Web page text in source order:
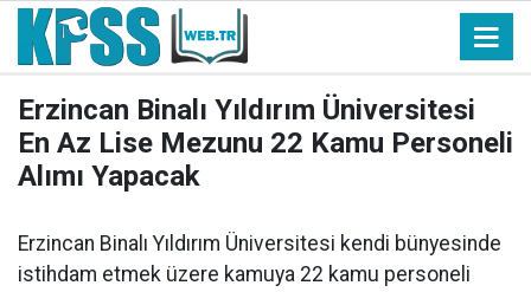
Erzincan Binalı Yıldırım Üniversitesi
En Az Lise Mezunu 22 Kamu Personeli
Alımı Yapacak
Erzincan Binalı Yıldırım Üniversitesi kendi bünyesinde
istihdam etmek üzere kamuya 22 kamu personeli